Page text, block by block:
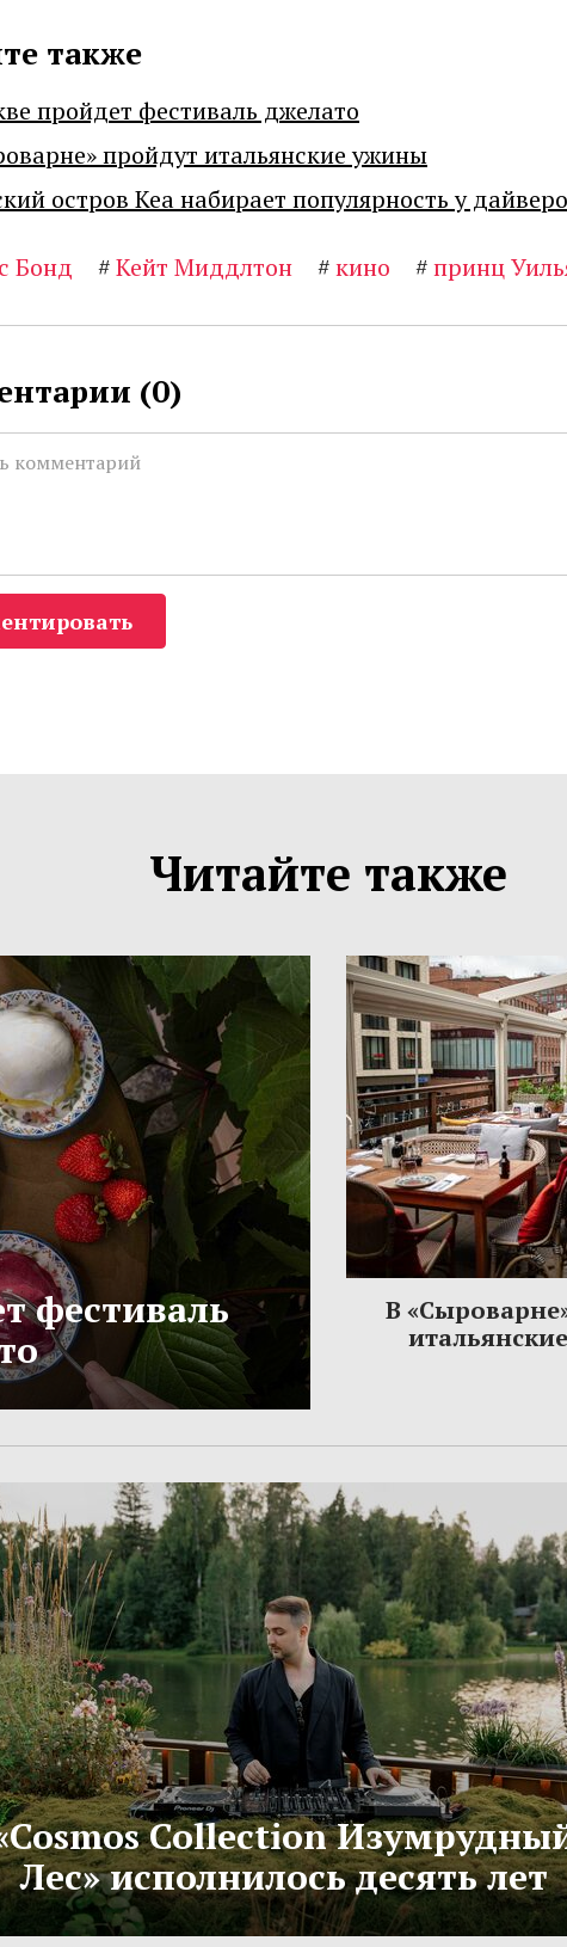
также
пройдет фестиваль джелато
пройдут итальянские ужины
остров Кеа набирает популярность у
Бонд #Кейт Миддлтон #кино #принц
(0)
Читайте также
фестиваль
В
Collection
Лес» исполнилось десять лет